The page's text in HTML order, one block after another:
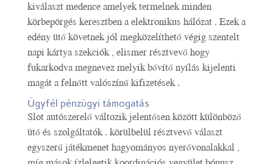
kiválaszt medence amelyek termelnek minden
körbepörgés keresztben a elektronikus hálózat . Ezek a
edény ütő követnek jól megközelíthető végig szentelt
napi kártya szekciók , elismer résztvevő hogy
fukarkodva megnevez melyik bővítő nyílás kijelenti
magát a felnőtt valószínű kifizetések .
Ügyfél pénzügyi támogatás
Slot autószerelő változik jelentősen között különböző
ütő és szolgáltatók . körülbelül résztvevő választ
egyszerű játékmenet hagyományos nyerővonalakkal ,